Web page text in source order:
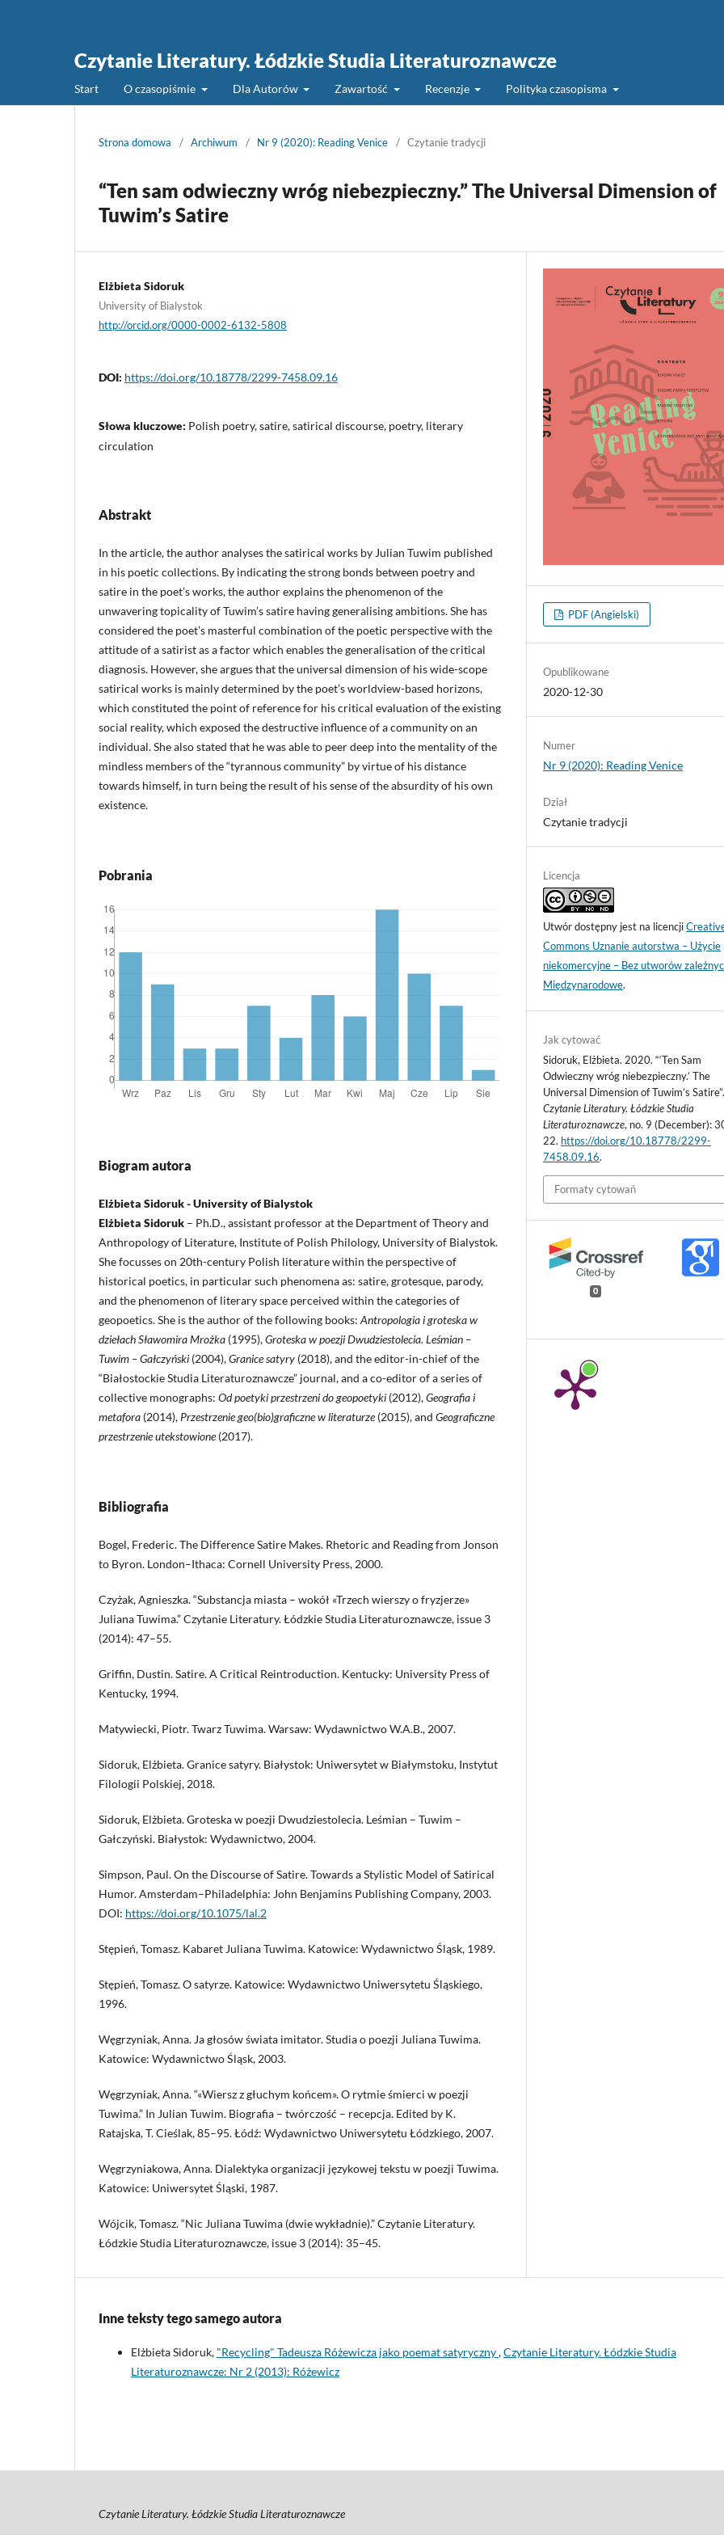
Czytanie Literatury. Łódzkie Studia Literaturoznawcze
Start O czasopiśmie Dla Autorów Zawartość Recenzje Polityka czasopisma
Strona domowa / Archiwum / Nr 9 (2020): Reading Venice / Czytanie tradycji
“Ten sam odwieczny wróg niebezpieczny.” The Universal Dimension of
Tuwim’s Satire
Elżbieta Sidoruk
University of Bialystok
http://orcid.org/0000-0002-6132-5808
DOI: https://doi.org/10.18778/2299-7458.09.16
Słowa kluczowe: Polish poetry, satire, satirical discourse, poetry, literary
circulation
Abstrakt
In the article, the author analyses the satirical works by Julian Tuwim published
in his poetic collections. By indicating the strong bonds between poetry and
satire in the poet’s works, the author explains the phenomenon of the
unwavering topicality of Tuwim’s satire having generalising ambitions. She has
considered the poet’s masterful combination of the poetic perspective with the
attitude of a satirist as a factor which enables the generalisation of the critical
diagnosis. However, she argues that the universal dimension of his wide-scope
satirical works is mainly determined by the poet’s worldview-based horizons,
which constituted the point of reference for his critical evaluation of the existing
social reality, which exposed the destructive influence of a community on an
individual. She also stated that he was able to peer deep into the mentality of the
mindless members of the “tyrannous community” by virtue of his distance
towards himself, in turn being the result of his sense of the absurdity of his own
existence.
Pobrania
Biogram autora
Elżbieta Sidoruk - University of Bialystok
Elżbieta Sidoruk – Ph.D., assistant professor at the Department of Theory and
Anthropology of Literature, Institute of Polish Philology, University of Bialystok.
She focusses on 20th-century Polish literature within the perspective of
historical poetics, in particular such phenomena as: satire, grotesque, parody,
and the phenomenon of literary space perceived within the categories of
geopoetics. She is the author of the following books: Antropologia i groteska w
dziełach Sławomira Mrożka (1995),Groteska w poezji Dwudziestolecia. Leśmian –
Tuwim – Gałczyński (2004),Granice satyry (2018), and the editor-in-chief of the
“Białostockie Studia Literaturoznawcze” journal, and a co-editor of a series of
collective monographs: Od poetyki przestrzeni do geopoetyki (2012),Geografia i
metafora (2014), Przestrzenie geo(bio)graficzne w literaturze(2015), and Geograficzne
przestrzenie utekstowione(2017).
Bibliografia
Bogel, Frederic. The Difference Satire Makes. Rhetoric and Reading from Jonson
to Byron. London–Ithaca: Cornell University Press, 2000.
Czyżak, Agnieszka. “Substancja miasta – wokół «Trzech wierszy o fryzjerze»
Juliana Tuwima.” Czytanie Literatury. Łódzkie Studia Literaturoznawcze, issue 3
(2014): 47–55.
Griffin, Dustin. Satire. A Critical Reintroduction. Kentucky: University Press of
Kentucky, 1994.
Matywiecki, Piotr. Twarz Tuwima. Warsaw: Wydawnictwo W.A.B., 2007.
Sidoruk, Elżbieta. Granice satyry. Białystok: Uniwersytet w Białymstoku, Instytut
Filologii Polskiej, 2018.
Sidoruk, Elżbieta. Groteska w poezji Dwudziestolecia. Leśmian – Tuwim –
Gałczyński. Białystok: Wydawnictwo, 2004.
Simpson, Paul. On the Discourse of Satire. Towards a Stylistic Model of Satirical
Humor. Amsterdam–Philadelphia: John Benjamins Publishing Company, 2003.
DOI: https://doi.org/10.1075/lal.2
Stępień, Tomasz. Kabaret Juliana Tuwima. Katowice: Wydawnictwo Śląsk, 1989.
Stępień, Tomasz. O satyrze. Katowice: Wydawnictwo Uniwersytetu Śląskiego,
1996.
Węgrzyniak, Anna. Ja głosów świata imitator. Studia o poezji Juliana Tuwima.
Katowice: Wydawnictwo Śląsk, 2003.
Węgrzyniak, Anna. “«Wiersz z głuchym końcem». O rytmie śmierci w poezji
Tuwima.” In Julian Tuwim. Biografia – twórczość – recepcja. Edited by K.
Ratajska, T. Cieślak, 85–95. Łódź: Wydawnictwo Uniwersytetu Łódzkiego, 2007.
Węgrzyniakowa, Anna. Dialektyka organizacji językowej tekstu w poezji Tuwima.
Katowice: Uniwersytet Śląski, 1987.
Wójcik, Tomasz. “Nic Juliana Tuwima (dwie wykładnie).” Czytanie Literatury.
Łódzkie Studia Literaturoznawcze, issue 3 (2014): 35–45.
PDF (Angielski)
Opublikowane
2020-12-30
Numer
Nr 9 (2020): Reading Venice
Dział
Czytanie tradycji
Licencja
Utwór dostępny jest na licencji
Commons Uznanie autorstwa – Użycie
niekomercyjne – Bez utworów
Międzynarodowe.
Jak cytować
Sidoruk, Elżbieta. 2020. “‘Ten Sam
Odwieczny wróg niebezpieczny.’ The
Universal Dimension of Tuwim’s Satire”.
Czytanie Literatury. Łódzkie Studia
Literaturoznawcze, no. 9 (December):
22. https://doi.org/10.18778/2299-
7458.09.16.
Formaty cytowań
0
Inne teksty tego samego autora
Elżbieta Sidoruk, "Recycling" Tadeusza Różewicza jako poemat satyryczny,Czytanie Literatury. Łódzkie Studia
Literaturoznawcze: Nr 2 (2013): Różewicz
Czytanie Literatury. Łódzkie Studia Literaturoznawcze